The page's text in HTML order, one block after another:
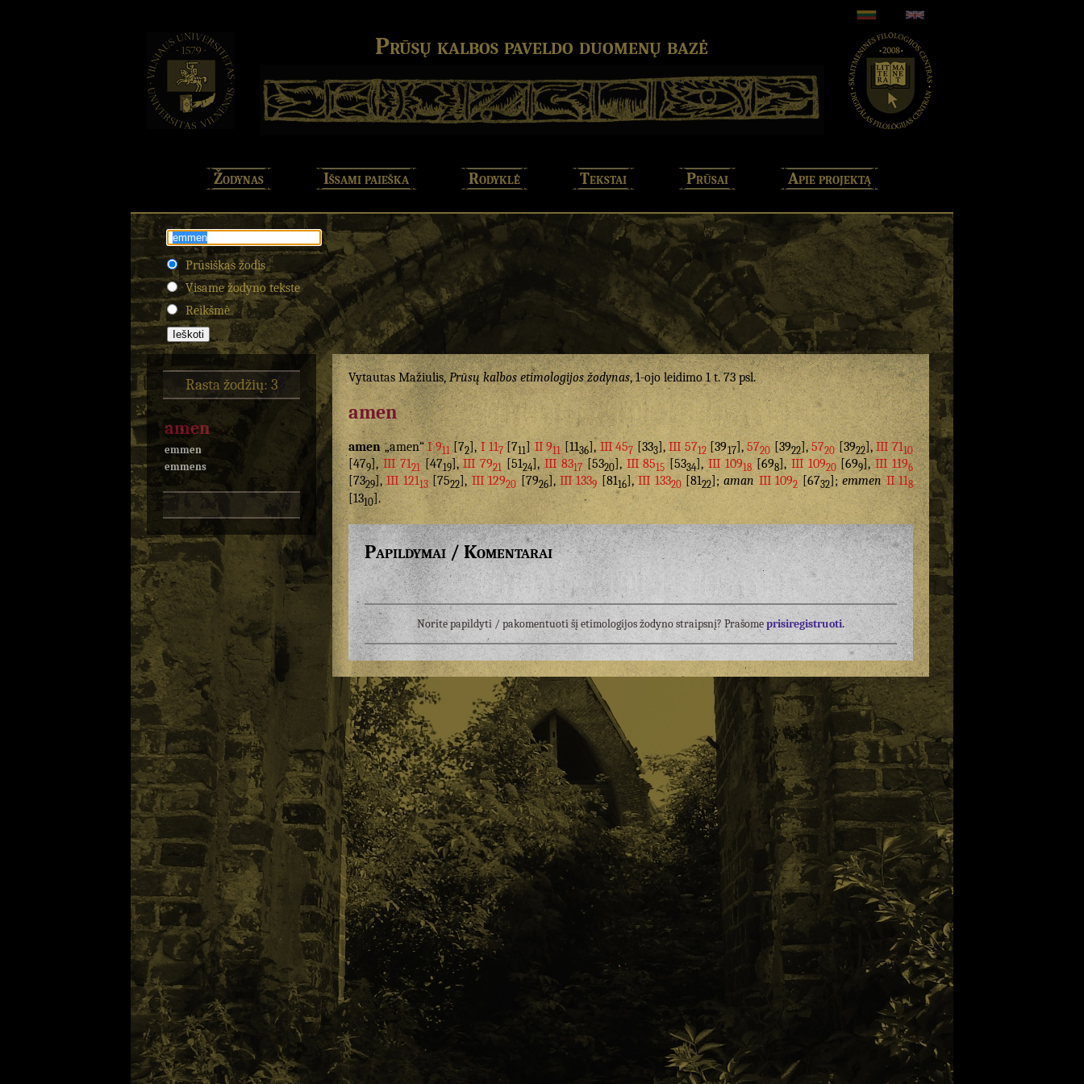
Prūsų kalbos paveldo duomenų bazė
Žodynas Išsami paieška Rodyklė Tekstai Prūsai Apie projektą
Prūsiškas žodis
Visame žodyno tekste
Reikšmė
Rasta žodžių: 3
amen
emmen
emmens
Vytautas Mažiulis,Prūsų kalbos etimologijos žodynas, 1-ojo leidimo 1 t. 73 psl.
amen
amen„amen“I 911[72],I 117[711]II 911[1136],III 457[333],III 5712[3917],5720[3922],5720[3922],III 7110
[479],III 7121[4719],III 7921 [5124],III 8317[5320], III 8515[5334],III 10918[698],III 10920[699],III 1196
[7329],III 12113[7522 ],III 12920 [7926], III 1339[8116],III 13320[8122 ];aman III 1092 [6732];emmen II 118
[1310].
Papildymai / Komentarai
Norite papildyti / pakomentuoti šį etimologijos žodyno straipsnį? Prašomeprisiregistruoti.